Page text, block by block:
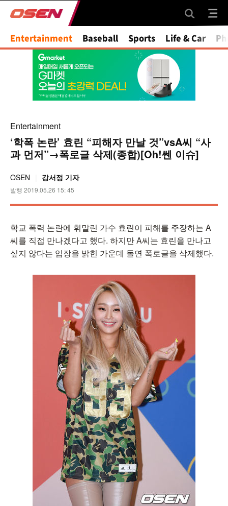
Entertainment Baseball Sports Life & Car
Entertainment
‘학폭 논란’ 효린 “피해자 만날 것”vsA씨 “사
과 먼저”→폭로글 삭제(종합)[Oh!쎈 이슈]
OSEN 강서정 기자
발행 2019.05.26 15: 45
학교 폭력 논란에 휘말린 가수 효린이 피해를 주장하는 A
씨를 직접 만나겠다고 했다. 하지만 A씨는 효린을 만나고
싶지 않다는 입장을 밝힌 가운데 돌연 폭로글을 삭제했다.